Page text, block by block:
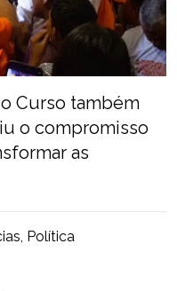
Curso também
o compromisso
as
Política